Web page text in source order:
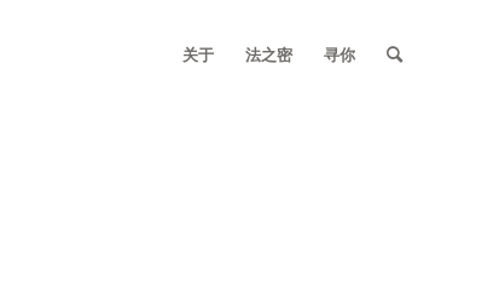
关于 法之密 寻你